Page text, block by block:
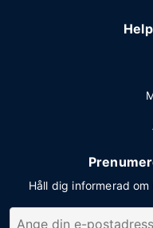
Håll dig informerad